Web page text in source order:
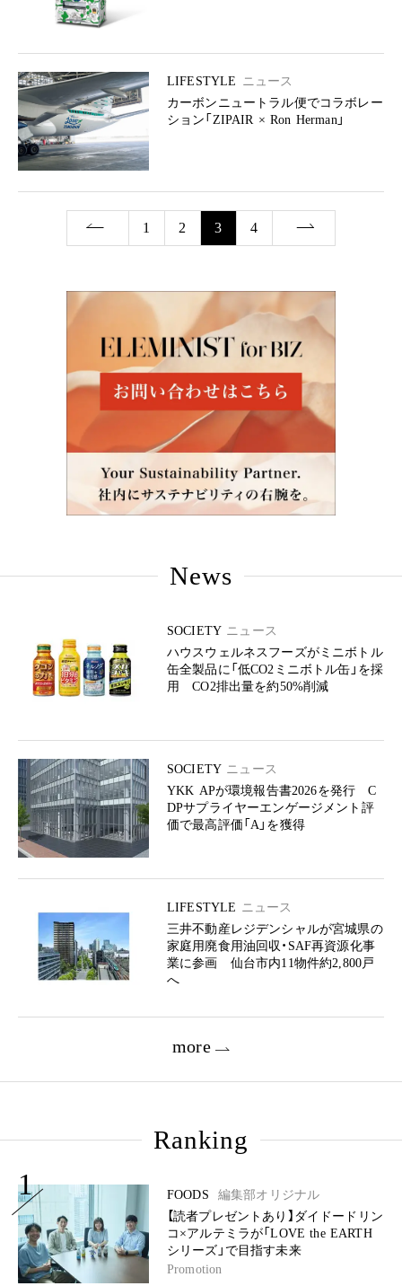
LIFESTYLE ニュース
カーボンニュートラル便でコラボレー
ション「ZIPAIR × Ron Herman」
1 2 3 4
News
SOCIETY ニュース
ハウスウェルネスフーズがミニボトル
缶全製品に「低CO2ミニボトル缶」を採
用 CO2排出量を約50%削減
SOCIETY ニュース
YKK APが環境報告書2026を発行 C
DPサプライヤーエンゲージメント評
価で最高評価「A」を獲得
LIFESTYLE ニュース
三井不動産レジデンシャルが宮城県の
家庭用廃食用油回収・SAF再資源化事
業に参画 仙台市内11物件約2,800戸
へ
more
Ranking
1 FOODS
編集部オリジナル
【読者プレゼントあり】ダイドードリン
コ×アルテミラが「LOVE the EARTH
シリーズ」で目指す未来
Promotion